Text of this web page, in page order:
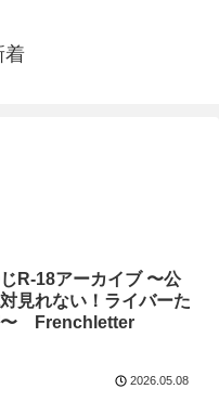
R-18アーカイブ 〜公
見れない！ライバーた
〜 Frenchletter
2026.05.08